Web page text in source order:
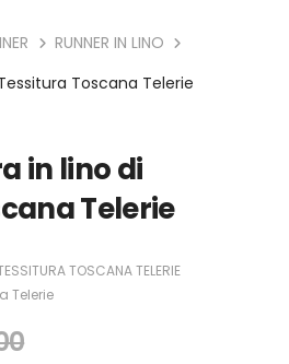
RUNNER IN LINO
Toscana Telerie
in lino di
Telerie
TOSCANA TELERIE
Telerie